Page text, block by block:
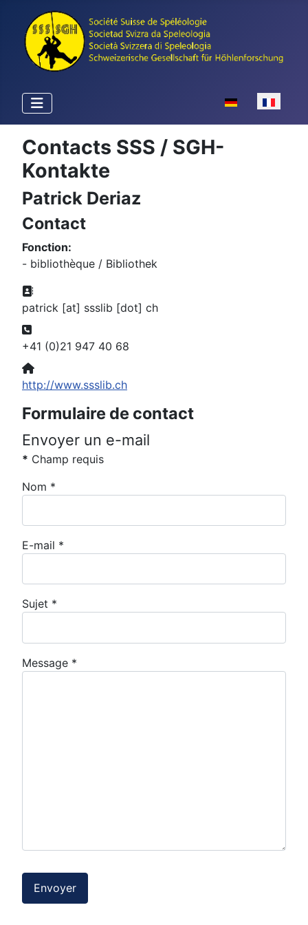
Sélectionnez
Contacts SSS / SGH-
Kontakte
Patrick Deriaz
Contact
Fonction:
- bibliothèque / Bibliothek
Adresse:
patrick [at] ssslib [dot] ch
Téléphone:
+41 (0)21 947 40 68
Site Web:
http://www.ssslib.ch
Formulaire de contact
Envoyer un e-mail
* Champ requis
Nom *
E-mail *
Sujet *
Message *
Envoyer